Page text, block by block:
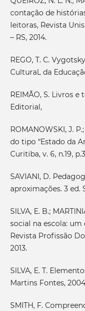
contação de
leitoras, Revista
– RS, 2014.
REGO, T. C.
CulturaL da
REIMÃO, S. Livros
Editorial,
ROMANOWSKI, J.
do tipo “Estado da
Curitiba, v. 6, n.19,
SAVIANI, D.
aproximações. 3 ed.
SILVA, E. B.;
social na escola:
Revista Profissão
2013.
SILVA, E. T.
Martins Fontes,
SMITH, F.